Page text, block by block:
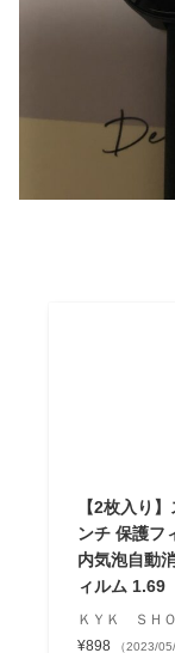
【2枚入り
ンチ 保護フ
内気泡自動
ィルム 1.69
ＫＹＫ ＳＨ
¥898
（2023/